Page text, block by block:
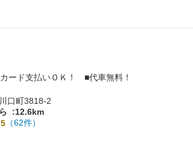
ード支払いＯＫ！ ■代車無料！
口町3818-2
:12.6km
（62件）